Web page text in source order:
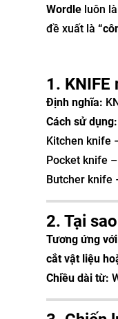
Wordle luôn
đề xuất là
1. KNIFE
Định nghĩa:
Cách sử dụng:
Kitchen knife
Pocket knife
Butcher knife
2. Tại
Tương ứng
cắt vật liệu
Chiều dài từ: